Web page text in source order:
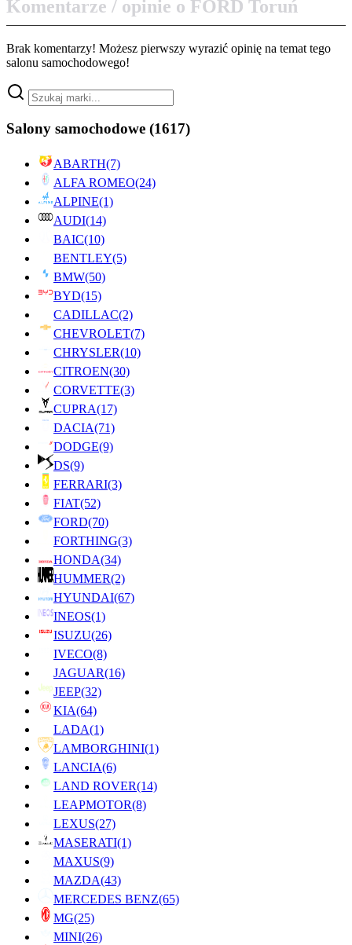
Komentarze / opinie o FORD Toruń
Brak komentarzy! Możesz pierwszy wyrazić opinię na temat tego
salonu samochodowego!
Salony samochodowe (1617)
ABARTH(7)
ALFA ROMEO(24)
ALPINE(1)
AUDI(14)
BAIC(10)
BENTLEY(5)
BMW(50)
BYD(15)
CADILLAC(2)
CHEVROLET(7)
CHRYSLER(10)
CITROEN(30)
CORVETTE(3)
CUPRA(17)
DACIA(71)
DODGE(9)
DS(9)
FERRARI(3)
FIAT(52)
FORD(70)
FORTHING(3)
HONDA(34)
HUMMER(2)
HYUNDAI(67)
INEOS(1)
ISUZU(26)
IVECO(8)
JAGUAR(16)
JEEP(32)
KIA(64)
LADA(1)
LAMBORGHINI(1)
LANCIA(6)
LAND ROVER(14)
LEAPMOTOR(8)
LEXUS(27)
MASERATI(1)
MAXUS(9)
MAZDA(43)
MERCEDES BENZ(65)
MG(25)
MINI(26)